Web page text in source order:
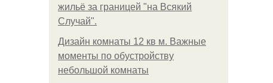
жильё за границей "на Всякий
Случай".
Дизайн комнаты 12 кв м. Важные
моменты по обустройству
небольшой комнаты